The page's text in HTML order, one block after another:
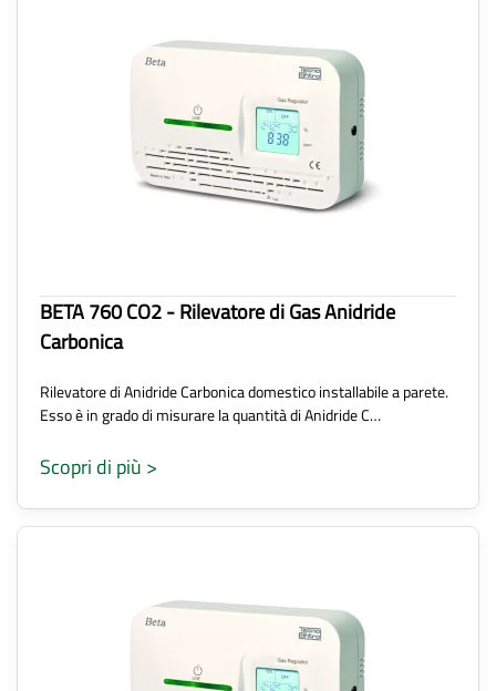
BETA 760 CO2 - Rilevatore di Gas Anidride
Carbonica
Rilevatore di Anidride Carbonica domestico installabile a parete.
Esso è in grado di misurare la quantità di Anidride C…
Scopri di più >